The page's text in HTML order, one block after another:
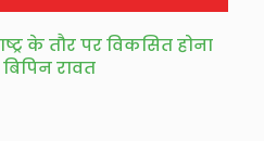
के तौर पर विकसित होना
रावत